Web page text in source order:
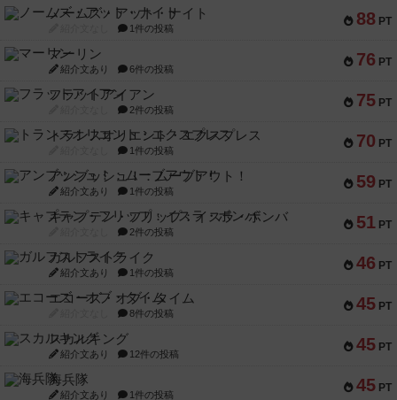
88 PT
ノームズ・アット・ナイト
1件の投稿
76 PT
マーリン
紹介文あり 6件の投稿
75 PT
フラットアイアン
2件の投稿
70 PT
トランスオリエント・エクスプレス
1件の投稿
59 PT
アンブッシュ！：ムーブアウト！
紹介文あり 1件の投稿
51 PT
キャプテン・フリップ：イスラ・ボンバ
2件の投稿
46 PT
ガルフストライク
紹介文あり 1件の投稿
45 PT
エコーズ・オブ・タイム
8件の投稿
45 PT
スカルキング
紹介文あり 12件の投稿
45 PT
海兵隊
紹介文あり 1件の投稿